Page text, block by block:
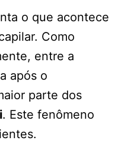
o que acontece
Como
entre a
após o
parte dos
. Este fenômeno